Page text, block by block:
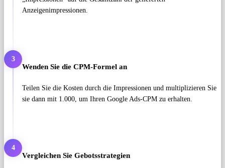
Anzeigenimpressionen.
3
Wenden Sie die CPM-Formel an
Teilen Sie die Kosten durch die Impressionen und multiplizieren Sie
sie dann mit 1.000, um Ihren Google Ads-CPM zu erhalten.
4
Vergleichen Sie Gebotsstrategien